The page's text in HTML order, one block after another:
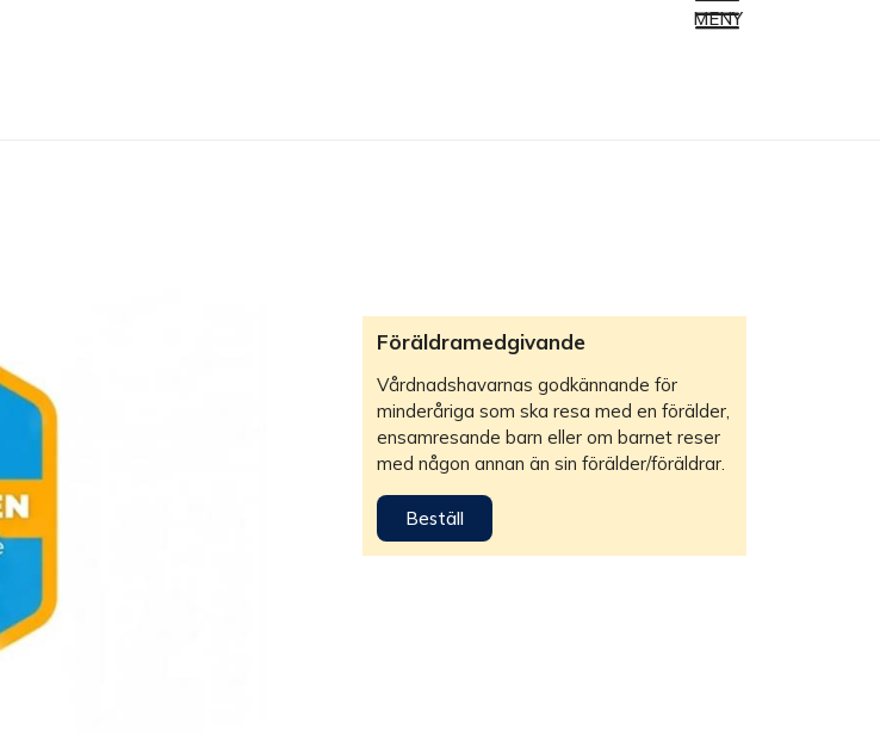
MENY
Föräldramedgivande
Vårdnadshavarnas godkännande för
minderåriga som ska resa med en förälder,
ensamresande barn eller om barnet reser
med någon annan än sin förälder/föräldrar.
Beställ